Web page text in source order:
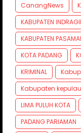
CanangNews
KABUPATEN
KABUPATEN
KOTA PADANG
KRIMINAL
Kabupaten
LIMA PULUH KOTA
PADANG PARIAMAN